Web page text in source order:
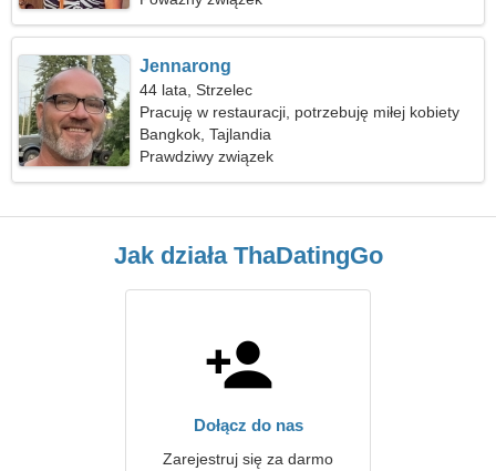
Jennarong
44 lata, Strzelec
Pracuję w restauracji, potrzebuję miłej kobiety
Bangkok, Tajlandia
Prawdziwy związek
Jak działa ThaDatingGo
Dołącz do nas
Zarejestruj się za darmo